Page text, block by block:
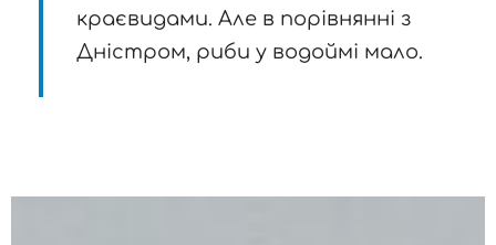
краєвидами. Але в порівнянні з
Дністром, риби у водоймі мало.